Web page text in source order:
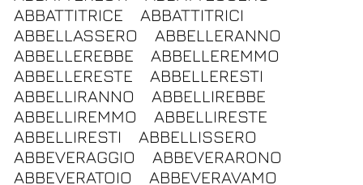
ABBATTITRICE
ABBATTITRICI
ABBELLASSERO
ABBELLERANNO
ABBELLEREBBE
ABBELLEREMMO
ABBELLERESTE
ABBELLERESTI
ABBELLIRANNO
ABBELLIREBBE
ABBELLIREMMO
ABBELLIRESTE
ABBELLIRESTI
ABBELLISSERO
ABBEVERAGGIO
ABBEVERARONO
ABBEVERATOIO
ABBEVERAVAMO